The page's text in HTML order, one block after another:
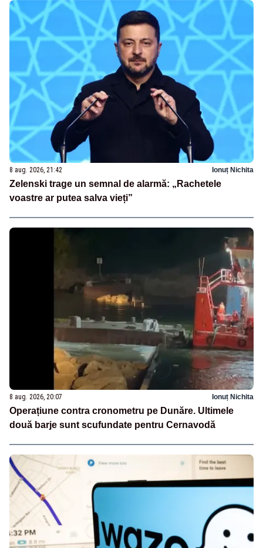
8 aug. 2026, 21:42 Ionuț Nichita
Zelenski trage un semnal de alarmă: „Rachetele
voastre ar putea salva vieți”
8 aug. 2026, 20:07 Ionuț Nichita
Operațiune contra cronometru pe Dunăre. Ultimele
două barje sunt scufundate pentru Cernavodă